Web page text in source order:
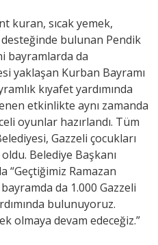
kuran, sıcak yemek,
bulunan Pendik
bayramlarda da
yaklaşan Kurban Bayramı
kıyafet yardımında
etkinlikte aynı zamanda
oyunlar hazırlandı. Tüm
Gazzeli çocukları
Belediye Başkanı
“Geçtiğimiz Ramazan
da 1.000 Gazzeli
bulunuyoruz.
olmaya devam edeceğiz.”